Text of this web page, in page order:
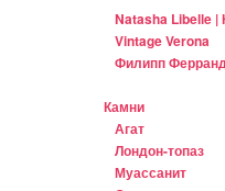
Natasha Libelle
Vintage Verona
Филипп
Камни
Агат
Лондон-топаз
Муассанит